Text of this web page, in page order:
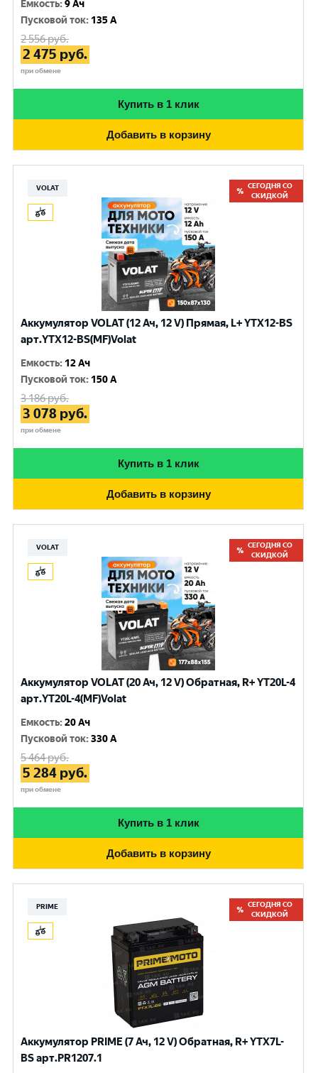
Емкость:9 Ач
Пусковой ток: 135 A
2 556руб.
2 475 руб.
при обмене
Купить в 1 клик
Добавить в корзину
VOLAT
СЕГОДНЯ СО
СКИДКОЙ
Аккумулятор VOLAT (12 Ач, 12 V) Прямая, L+ YTX12-BS
арт.YTX12-BS(MF)Volat
Емкость: 12 Ач
Пусковой ток: 150 A
3 186руб.
3 078 руб.
при обмене
Купить в 1 клик
Добавить в корзину
VOLAT
СЕГОДНЯ СО
СКИДКОЙ
Аккумулятор VOLAT (20 Ач, 12 V) Обратная, R+ YT20L-4
арт.YT20L-4(MF)Volat
Емкость:20 Ач
Пусковой ток:330 A
5 464руб.
5 284 руб.
при обмене
Купить в 1 клик
Добавить в корзину
PRIME
СЕГОДНЯ СО
СКИДКОЙ
Аккумулятор PRIME (7 Ач, 12 V) Обратная, R+ YTX7L-
BS арт.PR1207.1